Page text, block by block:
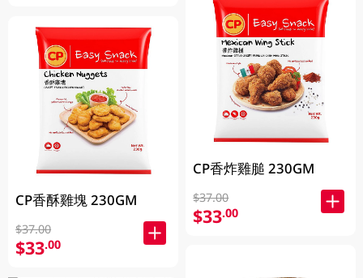
CP香酥雞塊 230GM
$37.00
$33.00
CP香炸雞膇 230GM
$37.00
$33.00